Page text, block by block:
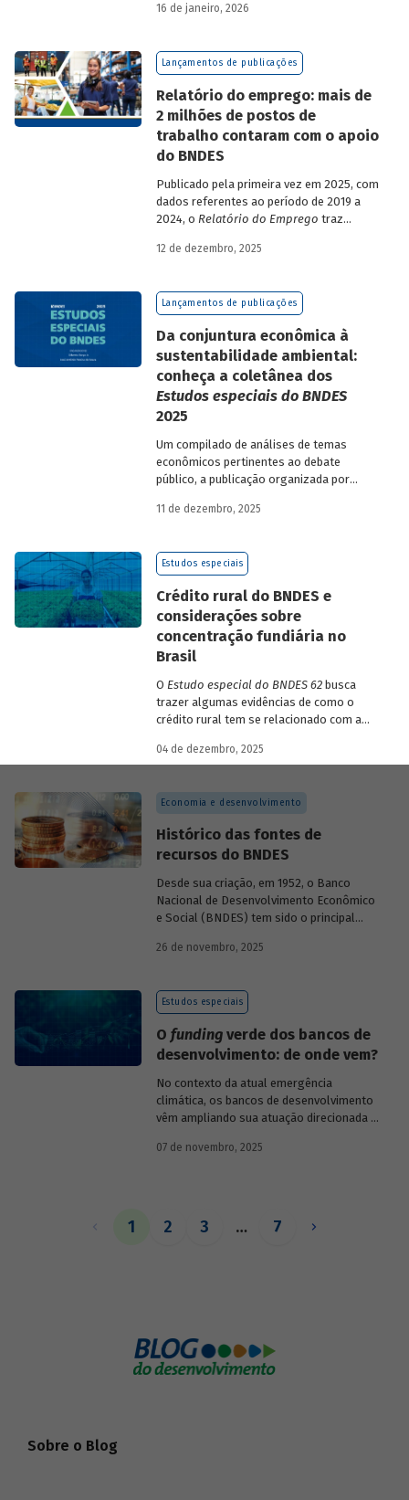
analisa a estratégia de diversificação das
diante dos atuais desafios de
sustentabilidade social, ambiental e
16 de janeiro, 2026
Lançamentos de publicações
Relatório do emprego: mais de
2 milhões de postos de
trabalho contaram com o apoio
do BNDES
Publicado pela primeira vez em 2025, com
dados referentes ao período de 2019 a
2024, o Relatório do Emprego traz
atuação do Banco sobre o mercado de
empregos da economia.
12 de dezembro, 2025
Lançamentos de publicações
Da conjuntura econômica à
sustentabilidade ambiental:
conheça a coletânea dos
Estudos especiais do BNDES
2025
Um compilado de análises de temas
econômicos pertinentes ao debate
público, a publicação organizada por
Souza, economistas do BNDES, reúne 25
BNDESdivulgados ao longo de 2025.
11 de dezembro, 2025
Estudos especiais
Crédito rural do BNDES e
considerações sobre
concentração fundiária no
Brasil
O Estudo especial do BNDES 62busca
trazer algumas evidências de como o
crédito rural tem se relacionado com a
papel desempenhado pelo BNDES.
04 de dezembro, 2025
Economia e desenvolvimento
Histórico das fontes de
recursos do BNDES
Desde sua criação, em 1952, o Banco
Nacional de Desenvolvimento Econômico
e Social (BNDES) tem sido o principal
brasileiro, ocupando um espaço central
momentos de crise, como as de 2008 e
da Covid-19, e no combate à emergência
entanto, são necessárias sólidas fontes
de recursos.
26 de novembro, 2025
Estudos especiais
O fundingverde dos bancos de
desenvolvimento: de onde vem?
No contexto da atual emergência
climática, os bancos de desenvolvimento
vêm ampliando sua atuação direcionada à
e, consequentemente, buscado novas
bancos de desenvolvimento, comparando
07 de novembro, 2025
1 2 3 … 7
Sobre o Blog